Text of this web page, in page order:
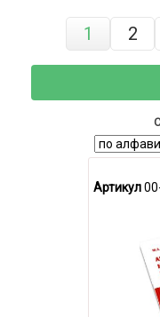
1 2
Артикул